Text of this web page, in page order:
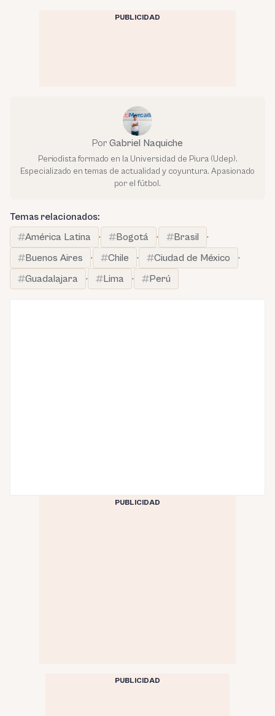
PUBLICIDAD
Por Gabriel Naquiche
Periodista formado en la Universidad de Piura (Udep).
Especializado en temas de actualidad y coyuntura. Apasionado
por el fútbol.
Temas relacionados:
América Latina
· Bogotá · Brasil
·
Buenos Aires
· Chile · Ciudad de México
·
Guadalajara
· Lima · Perú
PUBLICIDAD
PUBLICIDAD